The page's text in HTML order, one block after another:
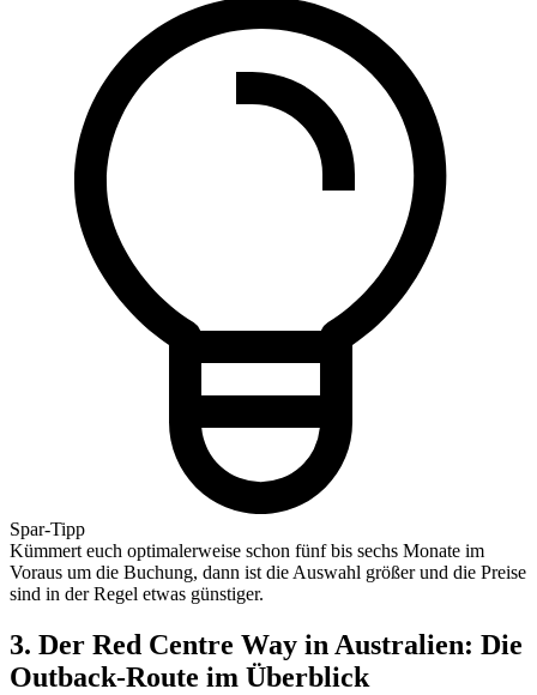
Spar-Tipp
Kümmert euch optimalerweise schon fünf bis sechs Monate im
Voraus um die Buchung, dann ist die Auswahl größer und die Preise
sind in der Regel etwas günstiger.
3. Der Red Centre Way in Australien: Die
Outback-Route im Überblick